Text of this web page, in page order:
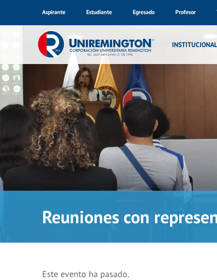
Aspirante Estudiante Egresado Profesor
INSTITUCIONAL
Reuniones con
Este evento ha pasado.